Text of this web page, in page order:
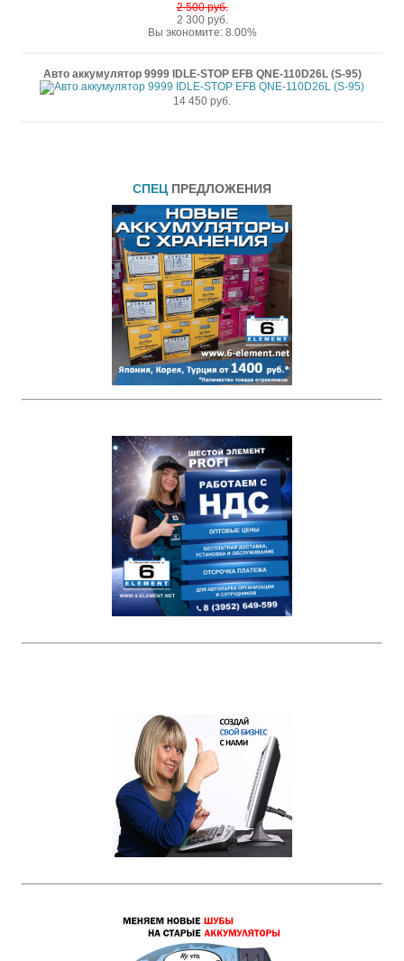
СПЕЦ ПРЕДЛОЖЕНИЯ
2 500 руб.
2 300 руб.
Вы экономите: 8.00%
Авто аккумулятор 9999 IDLE-STOP EFB QNE-110D26L (S-95)
14 450 руб.